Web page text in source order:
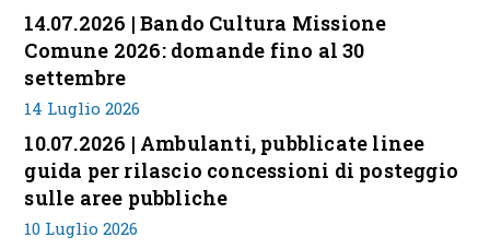
14.07.2026 | Bando Cultura Missione
Comune 2026: domande fino al 30
settembre
14 Luglio 2026
10.07.2026 | Ambulanti, pubblicate linee
guida per rilascio concessioni di posteggio
sulle aree pubbliche
10 Luglio 2026